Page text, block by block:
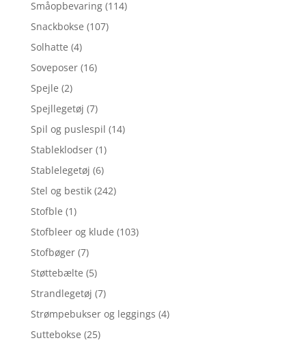
Småopbevaring (114)
Snackbokse (107)
Solhatte (4)
Soveposer (16)
Spejle (2)
Spejllegetøj (7)
Spil og puslespil (14)
Stableklodser (1)
Stablelegetøj (6)
Stel og bestik (242)
Stofble (1)
Stofbleer og klude (103)
Stofbøger (7)
Støttebælte (5)
Strandlegetøj (7)
Strømpebukser og leggings (4)
Suttebokse (25)